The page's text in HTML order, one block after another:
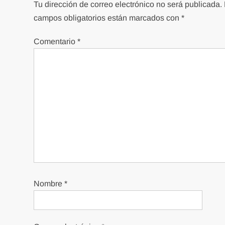
Tu dirección de correo electrónico no será publicada.
campos obligatorios están marcados con*
Comentario*
Nombre*